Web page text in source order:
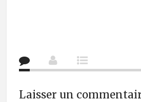
Laisser un